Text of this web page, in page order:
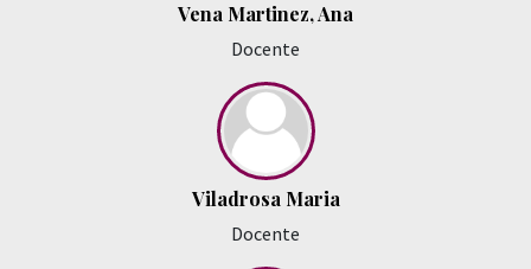
Vena Martinez, Ana
Docente
Viladrosa Maria
Docente